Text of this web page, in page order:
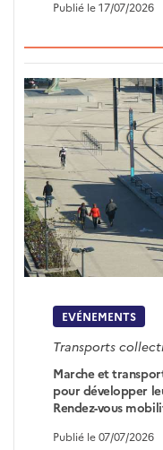
Publié le 17/07/2026
EVÉNEMENTS
Transports
Marche et
pour développer
Rendez-vous
Publié le 07/07/2026